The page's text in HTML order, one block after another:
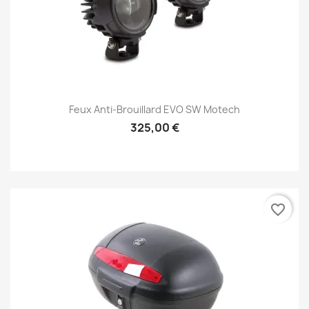
Feux Anti-Brouillard EVO SW Motech
325,00 €
favorite_border